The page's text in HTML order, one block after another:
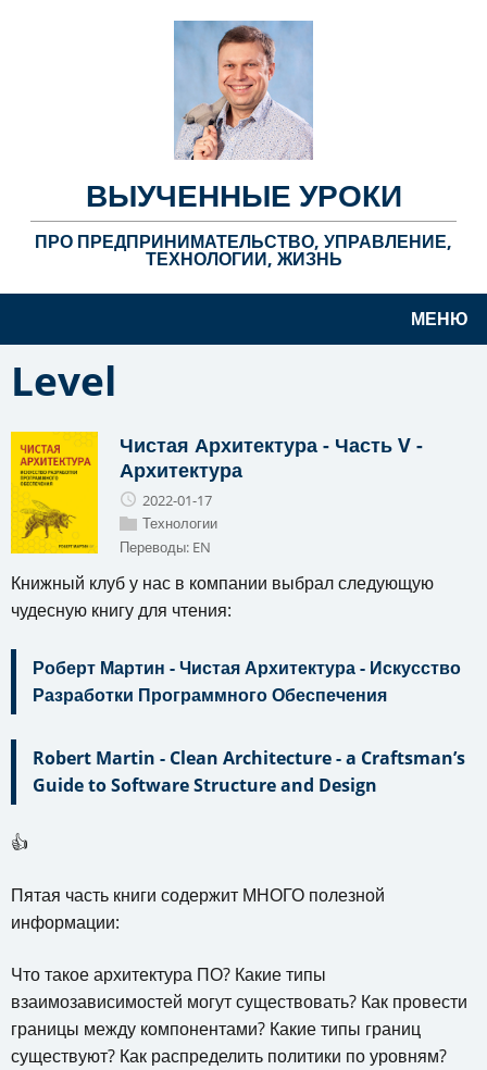
ВЫУЧЕННЫЕ УРОКИ
ПРО ПРЕДПРИНИМАТЕЛЬСТВО, УПРАВЛЕНИЕ,
ТЕХНОЛОГИИ, ЖИЗНЬ
МЕНЮ
Level
Чистая Архитектура - Часть V -
Архитектура
2022-01-17
Технологии
Переводы: EN
Книжный клуб у нас в компании выбрал следующую
чудесную книгу для чтения:
Роберт Мартин - Чистая Архитектура - Искусство
Разработки Программного Обеспечения
Robert Martin - Clean Architecture - a Craftsman’s
Guide to Software Structure and Design
👍
Пятая часть книги содержит МНОГО полезной
информации:
Что такое архитектура ПО? Какие типы
взаимозависимостей могут существовать? Как провести
границы между компонентами? Какие типы границ
существуют? Как распределить политики по уровням?